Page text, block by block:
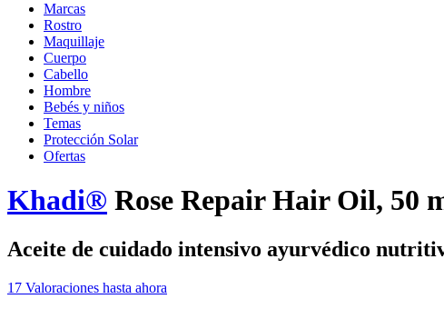
Marcas
Rostro
Maquillaje
Cuerpo
Cabello
Hombre
Bebés y niños
Temas
Protección Solar
Ofertas
Khadi® Rose Repair Hair Oil, 50
Aceite de cuidado intensivo ayurvédico
17 Valoraciones hasta ahora